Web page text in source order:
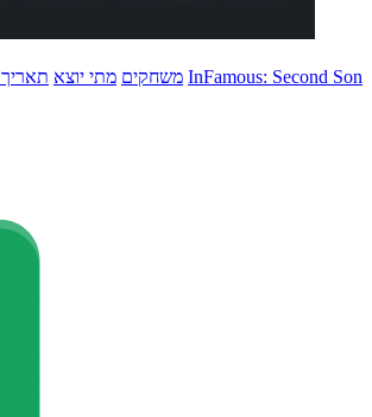
InFamous: Second Son משחקים מתי יוצא